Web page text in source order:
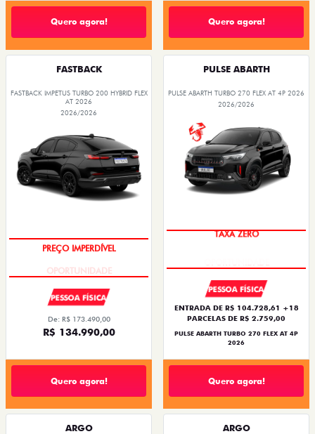
Quero agora! Quero agora!
FASTBACK
FASTBACK IMPETUS TURBO 200 HYBRID FLEX
AT 2026
2026/2026
PREÇO IMPERDÍVEL
PESSOA FÍSICA
De: R$ 173.490,00
R$ 134.990,00
Quero agora!
PULSE ABARTH
PULSE ABARTH TURBO 270 FLEX AT 4P 2026
2026/2026
TAXA ZERO
PESSOA FÍSICA
ENTRADA DE R$ 104.728,61 +18
PARCELAS DE R$ 2.759,00
PULSE ABARTH TURBO 270 FLEX AT 4P
2026
Quero agora!
ARGO ARGO